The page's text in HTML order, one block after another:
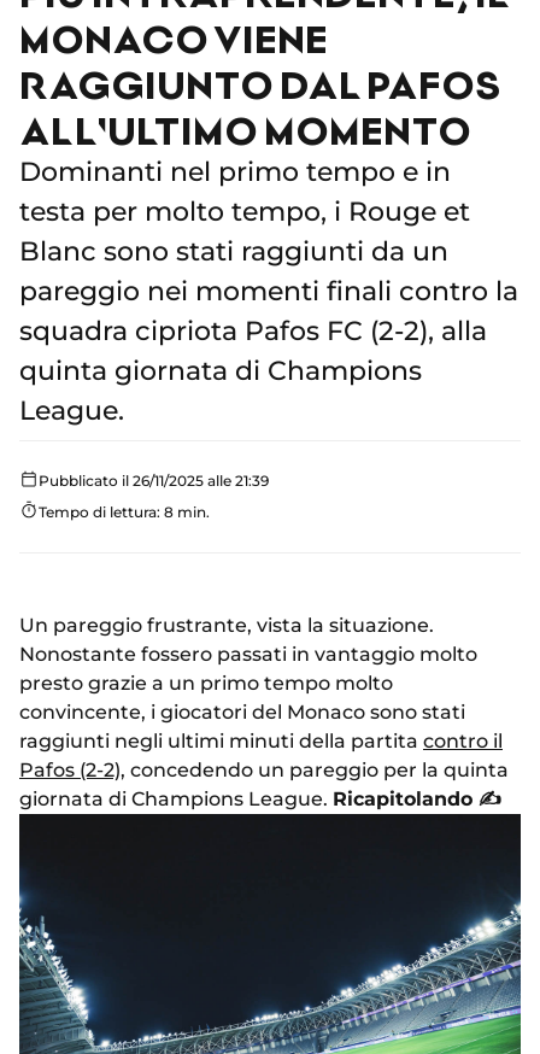
MONACO VIENE
RAGGIUNTO DAL PAFOS
ALL'ULTIMO MOMENTO
Dominanti nel primo tempo e in
testa per molto tempo, i Rouge et
Blanc sono stati raggiunti da un
pareggio nei momenti finali contro la
squadra cipriota Pafos FC (2-2), alla
quinta giornata di Champions
League.
Pubblicato il 26/11/2025 alle 21:39
Tempo di lettura: 8 min.
Un pareggio frustrante, vista la situazione.
Nonostante fossero passati in vantaggio molto
presto grazie a un primo tempo molto
convincente, i giocatori del Monaco sono stati
raggiunti negli ultimi minuti della partita contro il
Pafos (2-2), concedendo un pareggio per la quinta
giornata di Champions League. Ricapitolando ✍️